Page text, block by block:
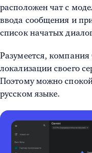
расположен чат с
ввода сообщения и
список начатых
Разумеется, компания
локализации своего
Поэтому можно
русском языке.